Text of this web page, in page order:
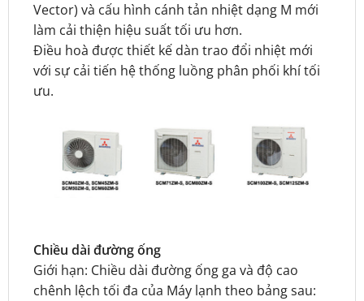
Vector) và cấu hình cánh tản nhiệt dạng M mới
làm cải thiện hiệu suất tối ưu hơn.
Điều hoà được thiết kế dàn trao đổi nhiệt mới
với sự cải tiến hệ thống luồng phân phối khí tối
ưu.
Chiều dài đường ống
Giới hạn: Chiều dài đường ống ga và độ cao
chênh lệch tối đa của Máy lạnh theo bảng sau: